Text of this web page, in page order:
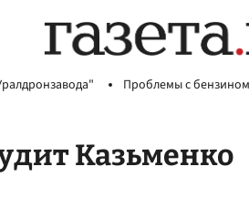
Проблемы с
Казьменко